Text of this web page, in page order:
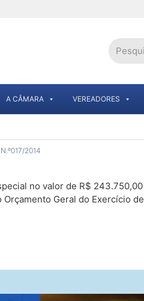
A CÂMARA VEREADORES
2014
no valor de R$
Geral do Exercício